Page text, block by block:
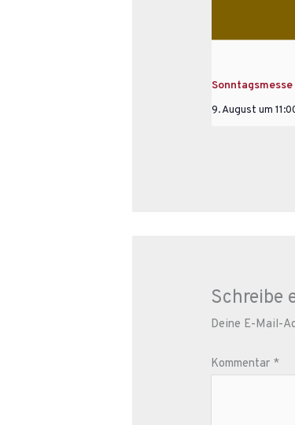
Sonntagsmesse
9. August um
Schreibe
Deine E-Mail-
Kommentar *